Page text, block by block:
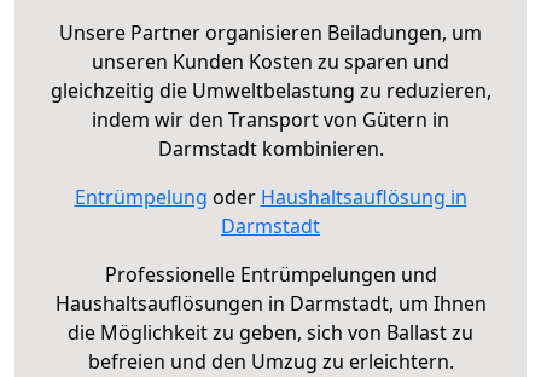
Unsere Partner organisieren Beiladungen, um
unseren Kunden Kosten zu sparen und
gleichzeitig die Umweltbelastung zu reduzieren,
indem wir den Transport von Gütern in
Darmstadt kombinieren.
Entrümpelung oder Haushaltsauflösung in
Darmstadt
Professionelle Entrümpelungen und
Haushaltsauflösungen in Darmstadt, um Ihnen
die Möglichkeit zu geben, sich von Ballast zu
befreien und den Umzug zu erleichtern.